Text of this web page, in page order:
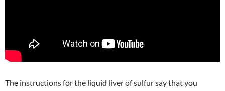
The instructions for the liquid liver of sulfur say that you